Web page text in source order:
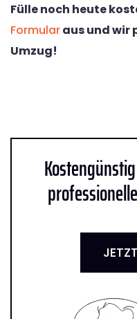
Fülle noch heute
Formularaus und wir
Umzug!